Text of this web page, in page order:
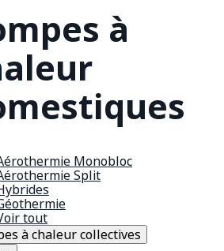
à
Monobloc
Split
tout
à chaleur collectives